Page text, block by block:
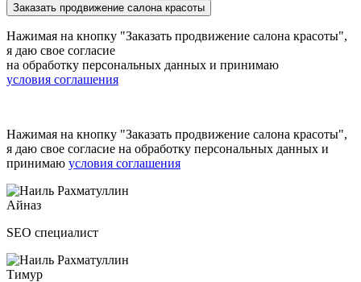
Заказать продвижение салона красоты
Нажимая на кнопку "Заказать продвижение салона красоты",
я даю свое согласие
на обработку персональных данных и принимаю
условия соглашения
Нажимая на кнопку "Заказать продвижение салона красоты",
я даю свое согласие на обработку персональных данных и
принимаю условия соглашения
Айназ
SEO специалист
Тимур